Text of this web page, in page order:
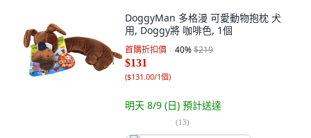
DoggyMan 多格漫 可愛動物抱枕 犬
用, Doggy將 咖啡色, 1個
首購折扣價 40%$219
$131
($131.00/1個)
明天 8/9 (日) 預計送達
(13)